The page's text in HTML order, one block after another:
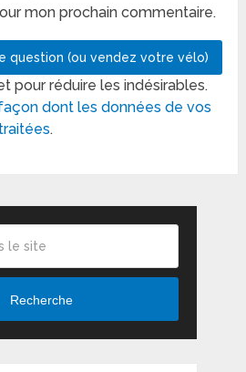
mon prochain commentaire.
pour réduire les indésirables.
dont les données de vos
.
Recherche